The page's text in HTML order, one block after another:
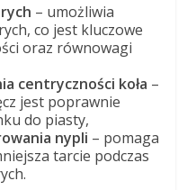
– umożliwia
co jest kluczowe
oraz równowagi
centryczności koła –
jest poprawnie
do piasty,
nypli – pomaga
tarcie podczas